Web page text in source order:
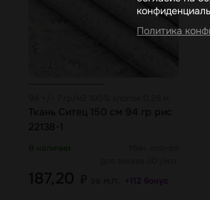
В наличии
Политика